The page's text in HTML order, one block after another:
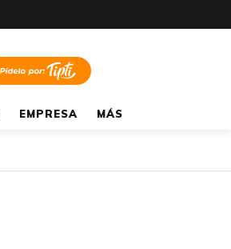
EMPRESA MÁS